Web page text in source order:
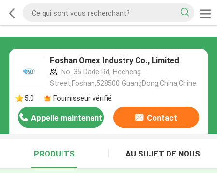
Foshan Omex Industry Co., Limited
No. 35 Dade Rd, Hecheng
Street,Foshan,528500 GuangDong,China,Chine
5.0
Fournisseur vérifié
Appelle maintenant Contact
PRODUITS AU SUJET DE NOUS